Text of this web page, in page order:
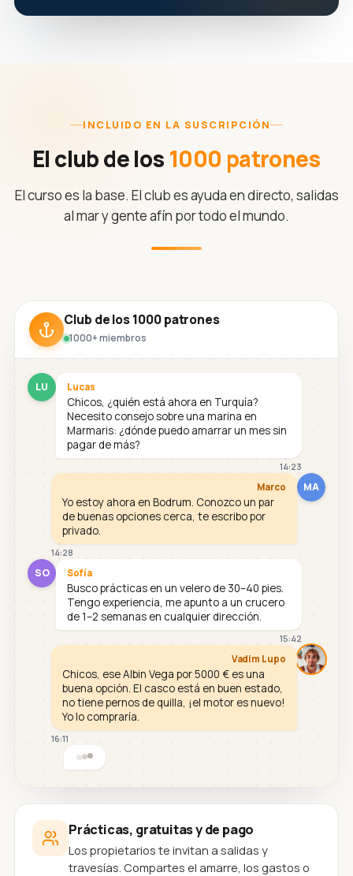
INCLUIDO EN LA SUSCRIPCIÓN
El club de los 1000 patrones
El curso es la base. El club es ayuda en directo, salidas
al mar y gente afín por todo el mundo.
Club de los 1000 patrones
1000+ miembros
LU Lucas
Chicos, ¿quién está ahora en Turquía?
Necesito consejo sobre una marina en
Marmaris: ¿dónde puedo amarrar un mes sin
pagar de más?
14:23
MA
Marco
Yo estoy ahora en Bodrum. Conozco un par
de buenas opciones cerca, te escribo por
privado.
14:28
SO Sofía
Busco prácticas en un velero de 30–40 pies.
Tengo experiencia, me apunto a un crucero
de 1–2 semanas en cualquier dirección.
15:42
Vadim Lupo
Chicos, ese Albin Vega por 5000 € es una
buena opción. El casco está en buen estado,
no tiene pernos de quilla, ¡el motor es nuevo!
Yo lo compraría.
16:11
Prácticas, gratuitas y de pago
Los propietarios te invitan a salidas y
travesías. Compartes el amarre, los gastos o